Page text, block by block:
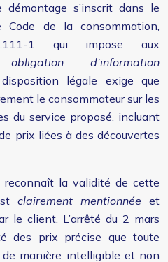
s’inscrit dans le
de la consommation,
1 qui impose aux
obligation d’information
légale exige que
le consommateur sur les
du service proposé, incluant
prix liées à des découvertes
reconnaît la validité de cette
clairement mentionnée et
le client. L’arrêté du 2 mars
des prix précise que toute
manière intelligible et non